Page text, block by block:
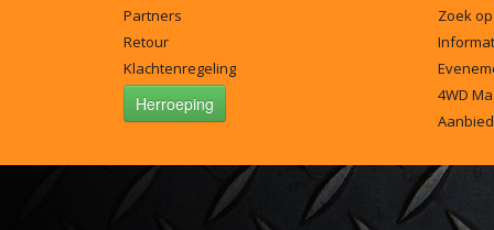
Partners
Retour
Klachtenregeling
Herroeping
Zoek
4WD